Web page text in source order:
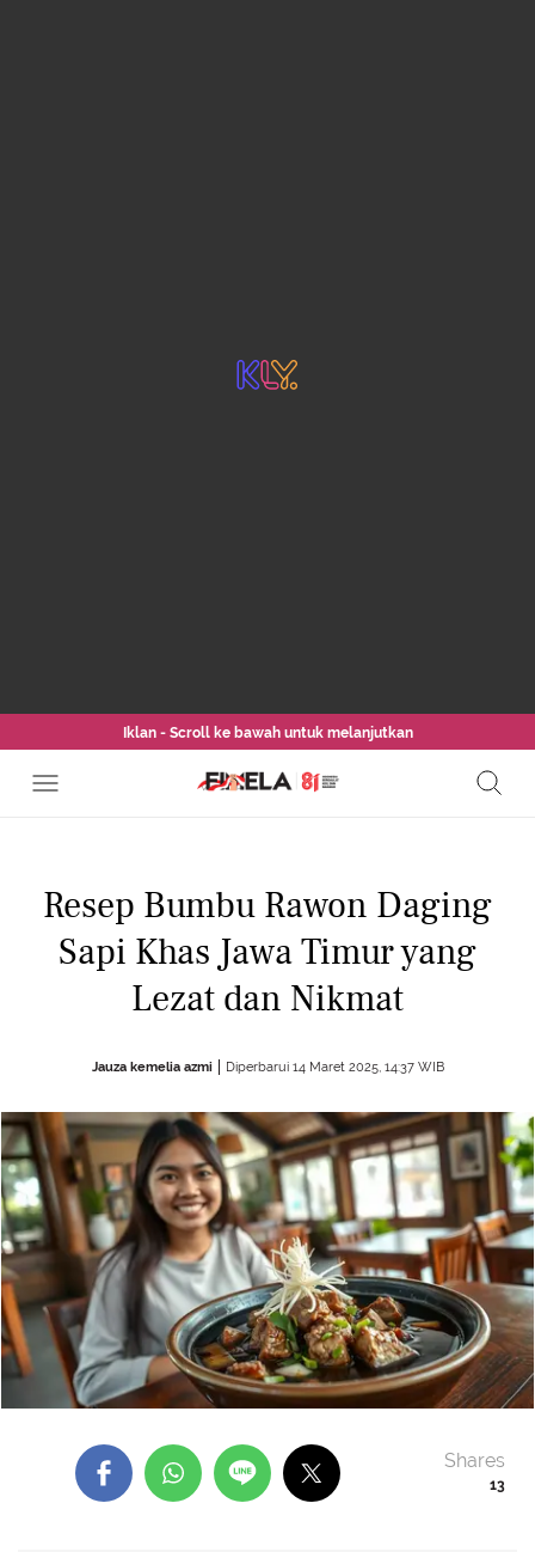
Iklan - Scroll ke bawah untuk melanjutkan
Resep Bumbu Rawon Daging
Sapi Khas Jawa Timur yang
Lezat dan Nikmat
Jauza kemelia azmi Diperbarui 14 Maret 2025, 14:37 WIB
13
Shares